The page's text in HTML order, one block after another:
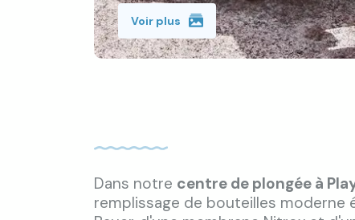
Voir plus
Dans notre centre de plongée à
remplissage de bouteilles